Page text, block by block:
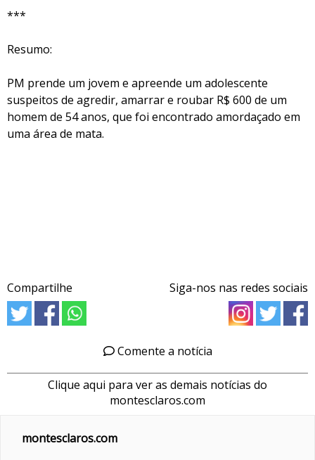
***
Resumo:
PM prende um jovem e apreende um adolescente
suspeitos de agredir, amarrar e roubar R$ 600 de um
homem de 54 anos, que foi encontrado amordaçado em
uma área de mata.
Compartilhe Siga-nos nas redes sociais
Comente a notícia
Clique aqui para ver as demais notícias do
montesclaros.com
montesclaros.com